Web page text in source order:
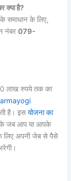
क्या है?
के समाधान के लिए,
नंबर079-
लाख रुपये तक का
है। इसयोजना का
जब आप या आपके
के लिए अपनी जेब से पैसे